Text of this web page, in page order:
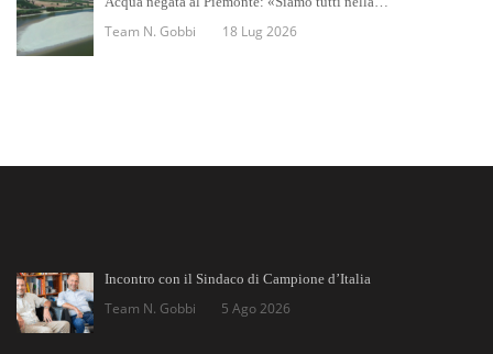
Team N. Gobbi 18 Lug 2026
Incontro con il Sindaco di Campione d’Italia
Team N. Gobbi 5 Ago 2026